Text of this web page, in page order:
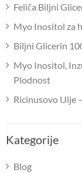
Feliča Biljni
Myo Inositol za
Biljni Glicerin
Myo Inositol,
Plodnost
Ricinusovo Ulje
Kategorije
Blog